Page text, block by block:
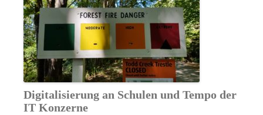
Digitalisierung an Schulen und Tempo der
IT Konzerne